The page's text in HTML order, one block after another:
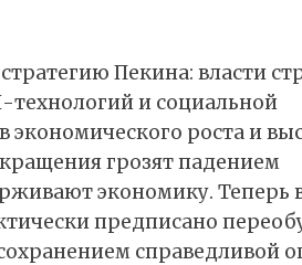
Пекина: власти
и социальной
экономического роста и
грозят падением
экономику. Теперь
предписано
справедливой